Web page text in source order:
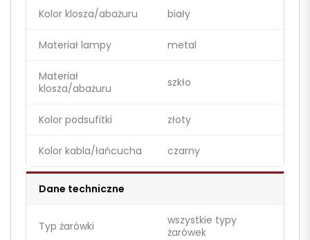
Kolor klosza/abażuru biały
Materiał lampy metal
Materiał
klosza/abażuru
szkło
Kolor podsufitki złoty
Kolor kabla/łańcucha czarny
Dane techniczne
Typ żarówki
wszystkie typy
żarówek